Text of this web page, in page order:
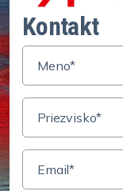
Kontakt